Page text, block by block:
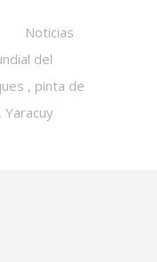
Noticias
del
, pinta de
, Yaracuy